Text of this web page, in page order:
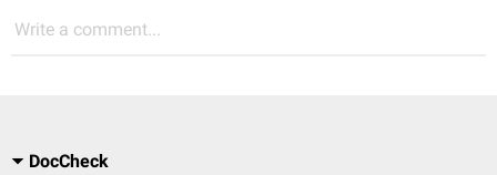
Write a comment...
DocCheck